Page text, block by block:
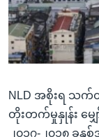
သို့
ကျော်
ကြည့်
ရန်
ရန်
နေရာ
ဗွီအိုအေ လူမှုကွန်ယက်
NLD အစိုးရ သက်တ
တိုးတက်မှုနှုန်း မျှ
၂၀၁၇-၂၀၁၈ ခုနှ